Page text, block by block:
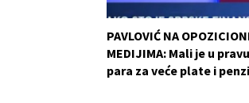
PAVLOVIĆ NA
MEDIJIMA: Mali je u
para za veće plate i